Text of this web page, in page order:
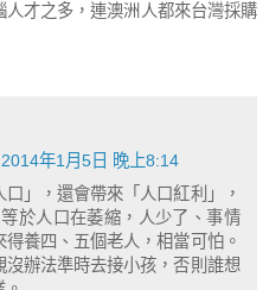
人才之多，連澳洲人都來台灣採購
2014年1月5日 晚上8:14
」，還會帶來「人口紅利」，
於人口在萎縮，人少了、事情
養四、五個老人，相當可怕。
辦法準時去接小孩，否則誰想